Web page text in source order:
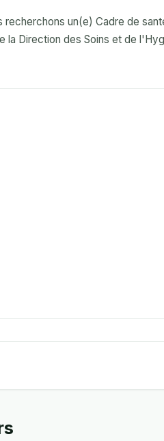
recherchons un(e) Cadre de
la Direction des Soins et de